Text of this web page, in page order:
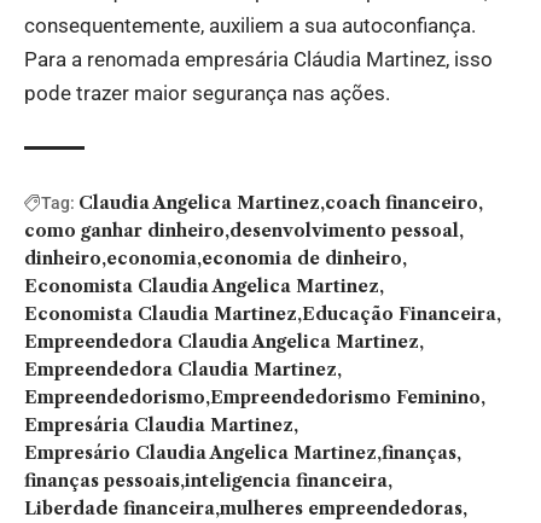
consequentemente, auxiliem a sua autoconfiança.
Para a renomada empresária Cláudia Martinez, isso
pode trazer maior segurança nas ações.
Tag: Claudia Angelica Martinez coach financeiro
como ganhar dinheiro desenvolvimento pessoal
dinheiro economia economia de dinheiro
Economista Claudia Angelica Martinez
Economista Claudia Martinez Educação Financeira
Empreendedora Claudia Angelica Martinez
Empreendedora Claudia Martinez
Empreendedorismo Empreendedorismo Feminino
Empresária Claudia Martinez
Empresário Claudia Angelica Martinez finanças
finanças pessoais inteligencia financeira
Liberdade financeira mulheres empreendedoras